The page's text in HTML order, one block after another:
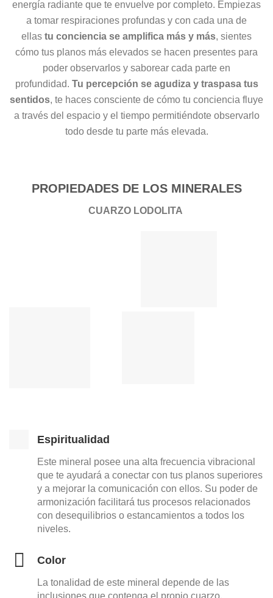
energía radiante que te envuelve por completo. Empiezas
a tomar respiraciones profundas y con cada una de
ellas tu conciencia se amplifica más y más, sientes
cómo tus planos más elevados se hacen presentes para
poder observarlos y saborear cada parte en
profundidad. Tu percepción se agudiza y traspasa tus
sentidos, te haces consciente de cómo tu conciencia fluye
a través del espacio y el tiempo permitiéndote observarlo
todo desde tu parte más elevada.
PROPIEDADES DE LOS MINERALES
CUARZO LODOLITA
Espiritualidad
Este mineral posee una alta frecuencia vibracional
que te ayudará a conectar con tus planos superiores
y a mejorar la comunicación con ellos. Su poder de
armonización facilitará tus procesos relacionados
con desequilibrios o estancamientos a todos los
niveles.
Color
La tonalidad de este mineral depende de las
inclusiones que contenga el propio cuarzo,